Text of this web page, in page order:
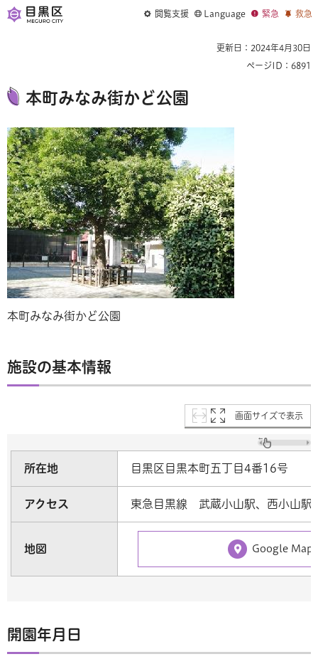
閲覧支援 Language 緊急 救急
更新日：2024年4月30日
ページID：6891
本町みなみ街かど公園
本町みなみ街かど公園
施設の基本情報
画面サイズで表示
所在地 目黒区目黒本町五丁目4番16号
アクセス 東急目黒線 武蔵小山駅、西小山駅
地図 Google Maps
開園年月日